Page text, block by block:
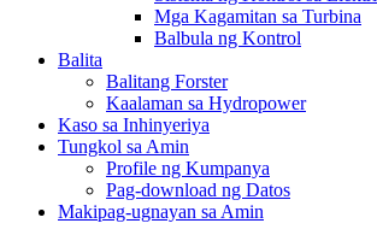
Mga Kagamitan sa Turbina
Balbula ng Kontrol
Balita
Balitang Forster
Kaalaman sa Hydropower
Kaso sa Inhinyeriya
Tungkol sa Amin
Profile ng Kumpanya
Pag-download ng Datos
Makipag-ugnayan sa Amin